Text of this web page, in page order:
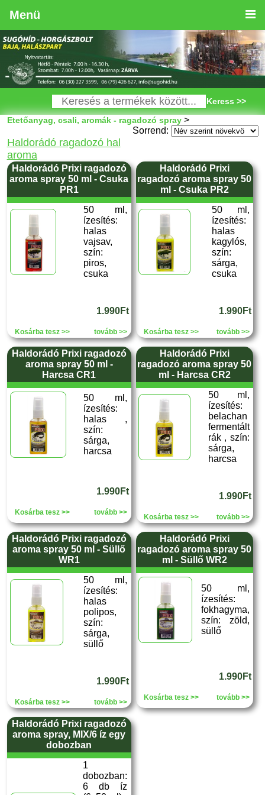
Menü
Keress >>
Etetőanyag, csali, aromák - ragadozó spray>
Sorrend:
Haldorádó ragadozó hal
aroma
Haldorádó Prixi ragadozó
aroma spray 50 ml - Csuka
PR1
50 ml,
ízesítés:
halas
vajsav,
szín:
piros,
csuka
1.990Ft
Kosárba tesz >> tovább >>
Haldorádó Prixi
ragadozó aroma spray 50
ml - Csuka PR2
50 ml,
ízesítés:
halas
kagylós,
szín:
sárga,
csuka
1.990Ft
Kosárba tesz >> tovább >>
Haldorádó Prixi ragadozó
aroma spray 50 ml -
Harcsa CR1
50 ml,
ízesítés:
halas ,
szín:
sárga,
harcsa
1.990Ft
Kosárba tesz >> tovább >>
Haldorádó Prixi
ragadozó aroma spray 50
ml - Harcsa CR2
50 ml,
ízesítés:
belachan
fermentált
rák , szín:
sárga,
harcsa
1.990Ft
Kosárba tesz >> tovább >>
Haldorádó Prixi ragadozó
aroma spray 50 ml - Süllő
WR1
50 ml,
ízesítés:
halas
polipos,
szín:
sárga,
süllő
1.990Ft
Kosárba tesz >> tovább >>
Haldorádó Prixi
ragadozó aroma spray 50
ml - Süllő WR2
50 ml,
ízesítés:
fokhagyma,
szín: zöld,
süllő
1.990Ft
Kosárba tesz >> tovább >>
Haldorádó Prixi ragadozó
aroma spray, MIX/6 íz egy
dobozban
1
dobozban:
6 db íz